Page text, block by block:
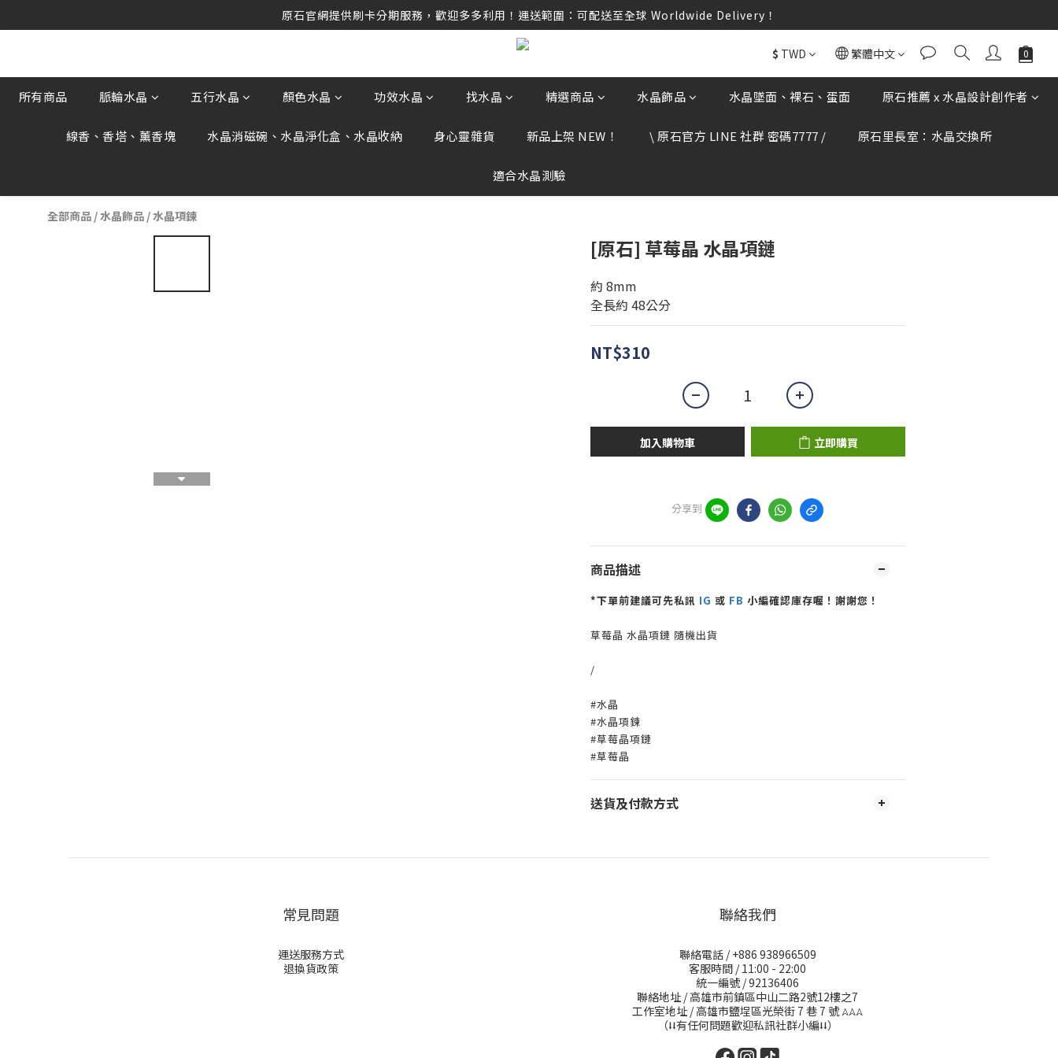
原石官網提供刷卡分期服務，歡迎多多利用！運送範圍：可配送至全球 Worldwide Delivery！
原石官網提供刷卡分期服務，歡迎多多利用！運送範圍：可配送至全球 Worldwide Delivery！
原石官網不會主動寄信要求顧客提供任何訂單資訊、補運費差額或付款，請勿點選任何不明連結，若有任何疑慮可撥打165反詐騙專線查證。
原石官網提供刷卡分期服務，歡迎多多利用！運送範圍：可配送至全球 Worldwide Delivery！
$ TWD 繁體中文
所有商品 脈輪水晶 五行水晶 顏色水晶 功效水晶 找水晶 精選商品 水晶飾品 水晶墜面、裸石、蛋面 原石推薦 x 水晶設計創作者
線香、香塔、薰香塊 水晶消磁碗、水晶淨化盒、水晶收納 身心靈雜貨 新品上架 NEW！ \ 原石官方 LINE 社群 密碼7777 / 原石里長室：水晶交換所
適合水晶測驗
全部商品 /水晶飾品 /水晶項鍊
[原石] 草莓晶 水晶項鏈
約 8mm
全長約 48公分
NT$310
加入購物車 立即購買
分享到
商品描述
*下單前建議可先私訊 IG 或 FB 小編確認庫存喔！謝謝您！
草莓晶 水晶項鏈 隨機出貨
/
#水晶
#水晶項鍊
#草莓晶項鏈
#草莓晶
送貨及付款方式
常見問題
運送服務方式
退換貨政策
聯絡我們
聯絡電話 / +886 938966509
客服時間 / 11:00 - 22:00
統一編號 / 92136406
聯絡地址 / 高雄市前鎮區中山二路2號12樓之7
工作室地址 / 高雄市鹽埕區光榮街 7 巷 7 號𖤂𖤂𖤂
（⭣⭣有任何問題歡迎私訊社群小編⭣⭣）